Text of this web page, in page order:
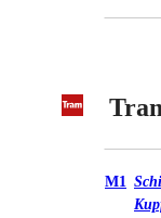
Tram
M1